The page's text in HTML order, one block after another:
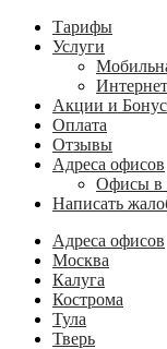
Тарифы
Услуги
Интернет
Акции и
Оплата
Отзывы
Адреса офисов
Офисы в
Написать
Адреса офисов
Москва
Калуга
Кострома
Тула
Тверь